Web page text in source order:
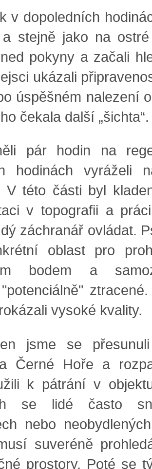
v dopoledních
a stejně jako na
pokyny a začali
ukázali
úspěšném nalezení
čekala další „šichta“.
pár hodin na
hodinách vyráželi
V této části byl
v topografii a
záchranář ovládat.
oblast pro
bodem a
vysoké kvality.
jsme se
Černé Hoře a
k pátrání v
se lidé často
nebo
suveréně
prostory. Poté se